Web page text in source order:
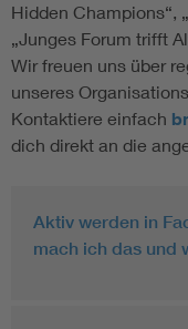
Hidden Champions“,
„Junges Forum trifft
Wir freuen uns über
unseres
Kontaktiere einfach
dich direkt an die
Aktiv werden in
mach ich das und